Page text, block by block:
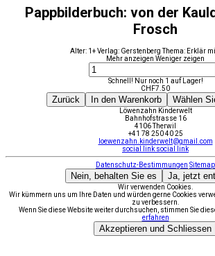
Pappbilderbuch: von der
Frosch
Alter: 1+ Verlag: Gerstenberg Thema: Erklär
Mehr anzeigen Weniger zeigen
Schnell! Nur noch 1 auf Lager!
CHF7.50
Zurück In den Warenkorb Wählen
Löwenzahn Kinderwelt
Bahnhofstrasse 16
4106 Therwil
+41 78 250 40 25
loewenzahn.kinderwelt@gmail.com
social link social link
Datenschutz-Bestimmungen Sitemap
Nein, behalten Sie es Ja, jetzt
Wir verwenden Cookies.
Wir kümmern uns um Ihre Daten und würden gerne Cookies
zu verbessern.
Wenn Sie diese Website weiter durchsuchen, stimmen Sie
erfahren
Akzeptieren und Schliessen